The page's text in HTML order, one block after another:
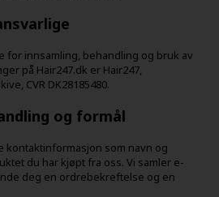
for innsamling, behandling og bruk av
på Hair247.dk er Hair247,
CVR DK28185480.
og formål
kontaktinformasjon som navn og
du har kjøpt fra oss. Vi samler e-
deg en ordrebekreftelse og en